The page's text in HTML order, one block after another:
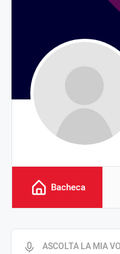
Bacheca
ASCOLTA LA MIA